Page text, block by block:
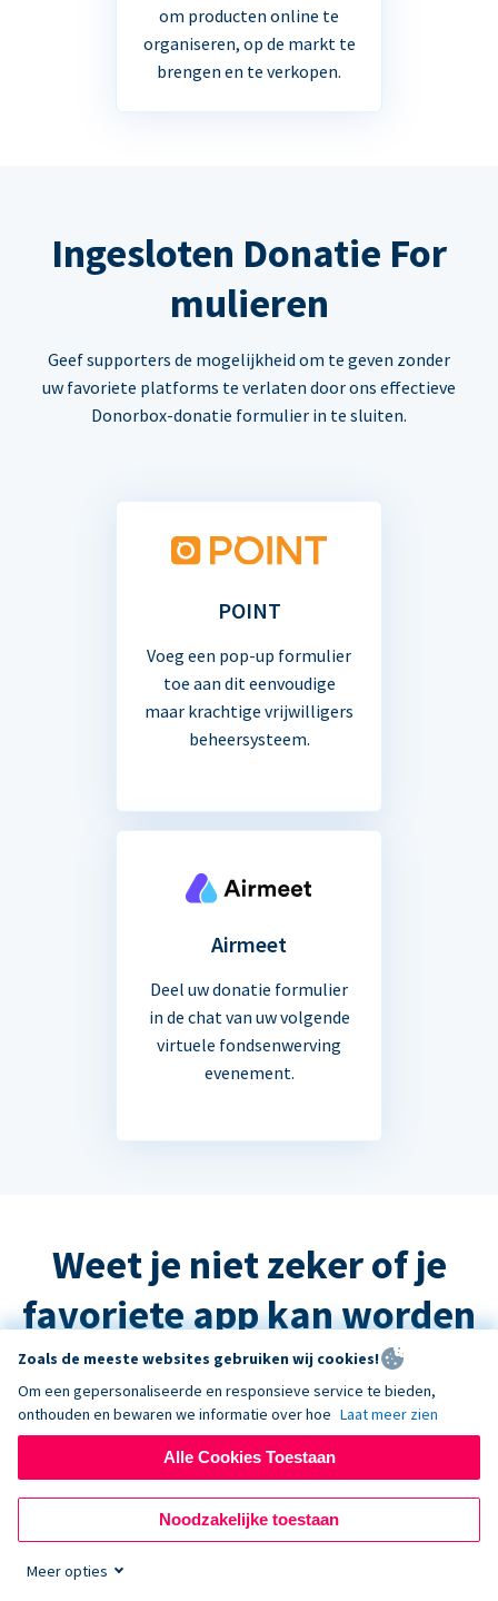
om producten online te
organiseren, op de markt te
brengen en te verkopen.
Ingesloten Donatie For
mulieren
Geef supporters de mogelijkheid om te geven zonder
uw favoriete platforms te verlaten door ons effectieve
Donorbox-donatie formulier in te sluiten.
POINT
Voeg een pop-up formulier
toe aan dit eenvoudige
maar krachtige vrijwilligers
beheersysteem.
Airmeet
Deel uw donatie formulier
in de chat van uw volgende
virtuele fondsenwerving
evenement.
Weet je niet zeker of je
favoriete app kan worden
geïntegreerd?
Het antwoord is waarschijnlijk ja, maar
neem contact op met de ondersteuning
en we helpen u graag verder!
Zoals de meeste websites gebruiken wij cookies!
Om een gepersonaliseerde en responsieve service te bieden,
onthouden en bewaren we informatie over hoe Laat meer zien
Alle Cookies Toestaan
Noodzakelijke toestaan
Meer opties